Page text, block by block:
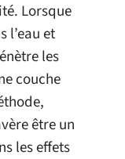
Lorsque
l’eau et
les
couche
être un
les effets